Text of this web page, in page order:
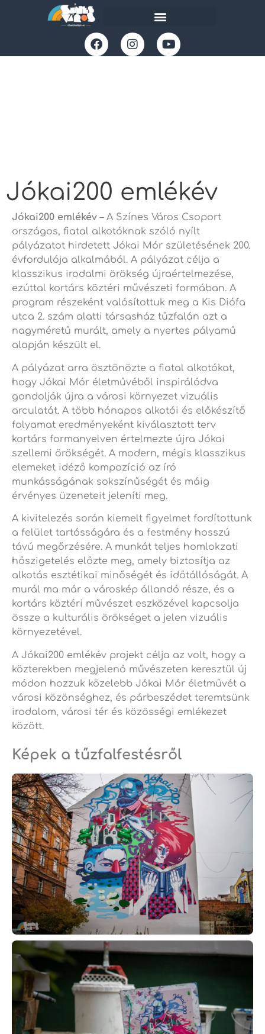
Jókai200 emlékév
Jókai200 emlékév – A Színes Város Csoport
országos, fiatal alkotóknak szóló nyílt
pályázatot hirdetett Jókai Mór születésének 200.
évfordulója alkalmából. A pályázat célja a
klasszikus irodalmi örökség újraértelmezése,
ezúttal kortárs köztéri művészeti formában. A
program részeként valósítottuk meg a Kis Diófa
utca 2. szám alatti társasház tűzfalán azt a
nagyméretű murált, amely a nyertes pályamű
alapján készült el.
A pályázat arra ösztönözte a fiatal alkotókat,
hogy Jókai Mór életművéből inspirálódva
gondolják újra a városi környezet vizuális
arculatát. A több hónapos alkotói és előkészítő
folyamat eredményeként kiválasztott terv
kortárs formanyelven értelmezte újra Jókai
szellemi örökségét. A modern, mégis klasszikus
elemeket idéző kompozíció az író
munkásságának sokszínűségét és máig
érvényes üzeneteit jeleníti meg.
A kivitelezés során kiemelt figyelmet fordítottunk
a felület tartósságára és a festmény hosszú
távú megőrzésére. A munkát teljes homlokzati
hőszigetelés előzte meg, amely biztosítja az
alkotás esztétikai minőségét és időtállóságát. A
murál ma már a városkép állandó része, és a
kortárs köztéri művészet eszközével kapcsolja
össze a kulturális örökséget a jelen vizuális
környezetével.
A Jókai200 emlékév projekt célja az volt, hogy a
közterekben megjelenő művészeten keresztül új
módon hozzuk közelebb Jókai Mór életművét a
városi közönséghez, és párbeszédet teremtsünk
irodalom, városi tér és közösségi emlékezet
között.
Képek a tűzfalfestésről